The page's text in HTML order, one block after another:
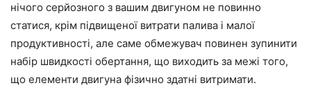
нічого серйозного з вашим двигуном не повинно
статися, крім підвищеної витрати палива і малої
продуктивності, але саме обмежувач повинен зупинити
набір швидкості обертання, що виходить за межі того,
що елементи двигуна фізично здатні витримати.